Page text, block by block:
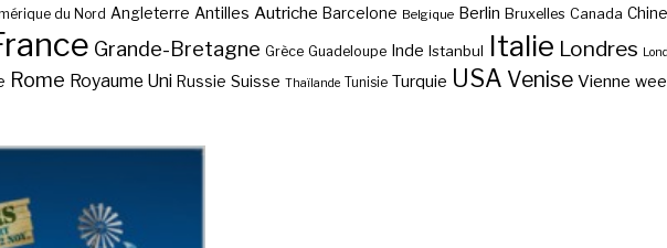
du Nord Angleterre Antilles Autriche Barcelone Belgique Berlin Bruxelles Canada Chine
Grande-Bretagne Grèce Guadeloupe Inde Istanbul Italie Londres
Rome Royaume Uni Russie Suisse Thaïlande Tunisie Turquie USA Venise Vienne